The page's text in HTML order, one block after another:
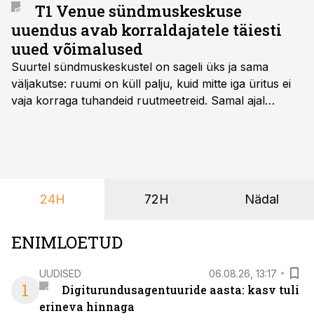
T1 Venue sündmuskeskuse
uuendus avab korraldajatele täiesti
uued võimalused
Suurtel sündmuskeskustel on sageli üks ja sama
väljakutse: ruumi on küll palju, kuid mitte iga üritus ei
vaja korraga tuhandeid ruutmeetreid. Samal ajal
nendele vajadustele vastanud uuendusega, mis pakub
24H 72H Nädal
ENIMLOETUD
1
UUDISED 06.08.26, 13:17
Digiturundusagentuuride aasta: kasv tuli
erineva hinnaga